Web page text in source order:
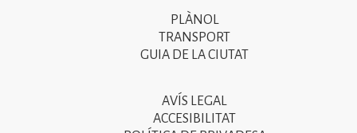
PLÀNOL
TRANSPORT
GUIA DE LA CIUTAT
AVÍS LEGAL
ACCESIBILITAT